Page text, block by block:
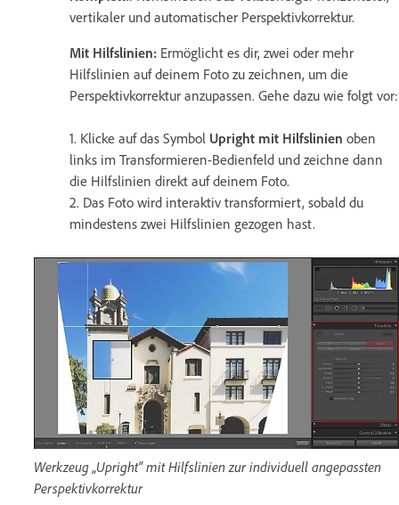
vertikaler und automatischer Perspektivkorrektur.
Mit Hilfslinien: Ermöglicht es dir, zwei oder mehr
Hilfslinien auf deinem Foto zu zeichnen, um die
Perspektivkorrektur anzupassen. Gehe dazu wie folgt vor:
1. Klicke auf das Symbol Upright mit Hilfslinien oben
links im Transformieren-Bedienfeld und zeichne dann
die Hilfslinien direkt auf deinem Foto.
2. Das Foto wird interaktiv transformiert, sobald du
mindestens zwei Hilfslinien gezogen hast.
Werkzeug „Upright“ mit Hilfslinien zur individuell angepassten
Perspektivkorrektur